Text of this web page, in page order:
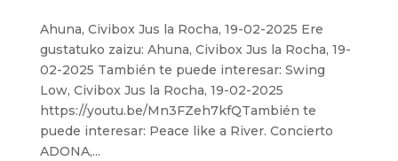
Ahuna, Civibox Jus la Rocha, 19-02-2025 Ere
gustatuko zaizu: Ahuna, Civibox Jus la Rocha, 19-
02-2025 También te puede interesar: Swing
Low, Civibox Jus la Rocha, 19-02-2025
https://youtu.be/Mn3FZeh7kfQTambién te
puede interesar: Peace like a River. Concierto
ADONA,...